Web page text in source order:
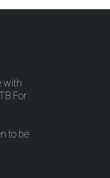
with
For
to be